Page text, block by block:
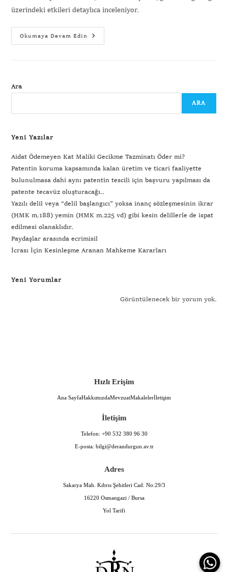
üzerindeki etkileri detaylıca inceleniyor.
Okumaya Devam Edin
Ara
ARA
Yeni Yazılar
Aidat Ödemeyen Kat Maliki Gecikme Tazminatı Öder mi?
Patentin koruma kapsamında kalan üretim ve ticari faaliyette
bulunulmasa dahi aynı patentin tescili için başvuru yapılması da
patente tecavüz oluşturacağı..
Yazılı delil veya “delil başlangıcı” yoksa inanç sözleşmesinin ikrar
(HMK m.188) yemin (HMK m.225 vd) gibi kesin delillerle de ispat
edilmesi olanaklıdır.
Paydaşlar arasında ecrimisil
İcrası İçin Kesinleşme Aranan Mahkeme Kararları
Yeni Yorumlar
Görüntülenecek bir yorum yok.
Hızlı Erişim
Ana SayfaHakkımızdaMevzuatMakalelerİletişim
İletişim
Telefon: +90 532 380 96 30
E-posta: bilgi@derandurgun.av.tr
Adres
Sakarya Mah. Kıbrıs Şehitleri Cad. No:29/3
16220 Osmangazi / Bursa
Yol Tarifi